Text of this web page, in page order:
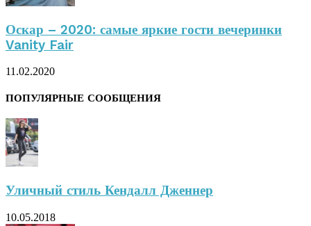
Оскар – 2020: самые яркие гости вечеринки
Vanity Fair
11.02.2020
ПОПУЛЯРНЫЕ СООБЩЕНИЯ
Уличный стиль Кендалл Дженнер
10.05.2018